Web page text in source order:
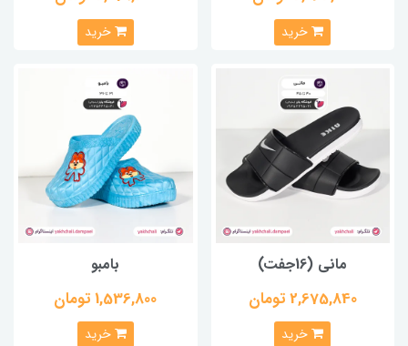
خرید خرید
مانی (16جفت)
2,675,840 تومان
خرید
بامبو
1,536,800 تومان
خرید